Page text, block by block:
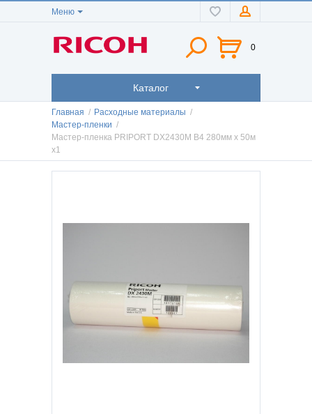
Меню
0
Каталог
Главная / Расходные материалы /
Мастер-пленки /
Мастер-пленка PRIPORT DX2430M B4 280мм x 50м
x1